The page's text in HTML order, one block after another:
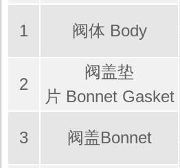
1 阀体 Body
2
阀盖垫
片 Bonnet Gasket
3 阀盖Bonnet